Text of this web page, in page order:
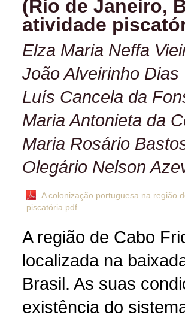
(Rio de Janeiro,
atividade
Elza Maria Neffa
João Alveirinho Dias
Luís Cancela da
Maria Antonieta da
Maria Rosário
Olegário Nelson
A colonização portuguesa na região
piscatória.pdf
A região de Cabo
localizada na
Brasil. As suas
existência do